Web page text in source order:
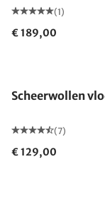
(1)
€ 189,00
Scheerwollen
(7)
€ 129,00